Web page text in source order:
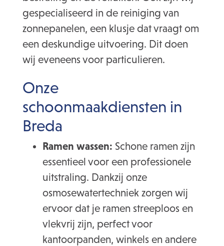
gespecialiseerd in de reiniging van
zonnepanelen, een klusje dat vraagt om
een deskundige uitvoering. Dit doen
wij eveneens voor particulieren.
Onze
schoonmaakdiensten in
Breda
Ramen wassen: Schone ramen zijn
essentieel voor een professionele
uitstraling. Dankzij onze
osmosewatertechniek zorgen wij
ervoor dat je ramen streeploos en
vlekvrij zijn, perfect voor
kantoorpanden, winkels en andere